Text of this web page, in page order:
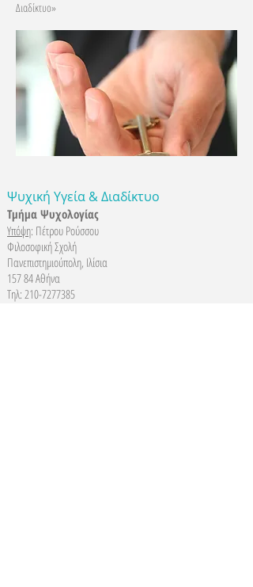
Διαδίκτυο»
Ψυχική Υγεία & Διαδίκτυο
Τμήμα Ψυχολογίας
Υπόψη: Πέτρου Ρούσσου
Φιλοσοφική Σχολή
Πανεπιστημιούπολη, Ιλίσια
157 84 Αθήνα
Τηλ: 210-7277385